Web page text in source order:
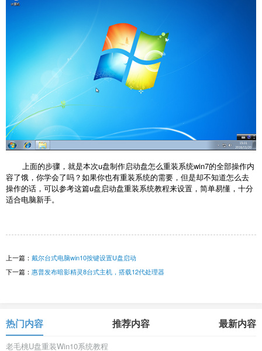
上面的步骤，就是本次u盘制作启动盘怎么重装系统win7的全部操作内
容了饿，你学会了吗？如果你也有重装系统的需要，但是却不知道怎么去
操作的话，可以参考这篇u盘启动盘重装系统教程来设置，简单易懂，十分
适合电脑新手。
上一篇： 戴尔台式电脑win10按键设置U盘启动
下一篇： 惠普发布暗影精灵8台式主机，搭载12代处理器
热门内容 推荐内容 最新内容
老毛桃U盘重装Win10系统教程